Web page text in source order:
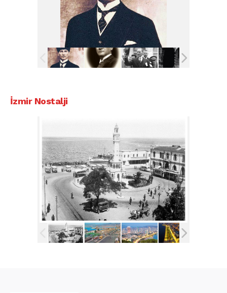
İzmir Nostalji